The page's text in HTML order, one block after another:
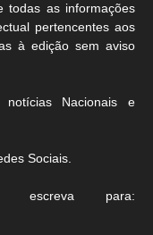
todas as informações
pertencentes aos
à edição sem aviso
Nacionais e
Sociais.
escreva para: